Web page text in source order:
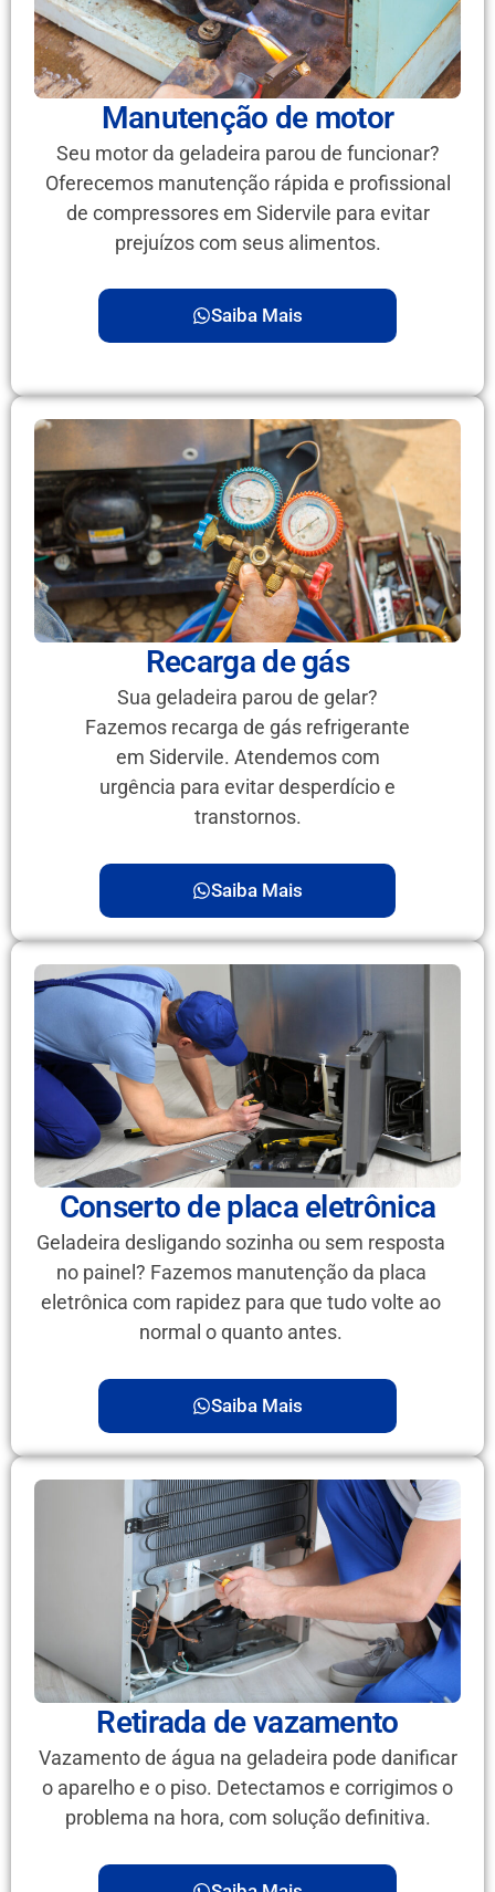
Manutenção de motor
Seu motor da geladeira parou de funcionar?
Oferecemos manutenção rápida e profissional
de compressores em Sidervile para evitar
prejuízos com seus alimentos.
Saiba Mais
Recarga de gás
Sua geladeira parou de gelar?
Fazemos recarga de gás refrigerante
em Sidervile. Atendemos com
urgência para evitar desperdício e
transtornos.
Saiba Mais
Conserto de placa eletrônica
Geladeira desligando sozinha ou sem resposta
no painel? Fazemos manutenção da placa
eletrônica com rapidez para que tudo volte ao
normal o quanto antes.
Saiba Mais
Retirada de vazamento
Vazamento de água na geladeira pode danificar
o aparelho e o piso. Detectamos e corrigimos o
problema na hora, com solução definitiva.